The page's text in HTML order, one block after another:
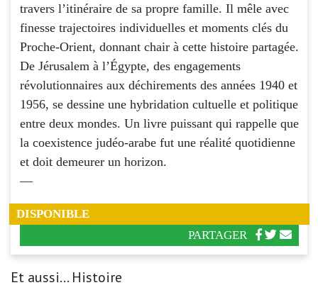
travers l’itinéraire de sa propre famille. Il mêle avec
finesse trajectoires individuelles et moments clés du
Proche-Orient, donnant chair à cette histoire partagée.
De Jérusalem à l’Égypte, des engagements
révolutionnaires aux déchirements des années 1940 et
1956, se dessine une hybridation cultuelle et politique
entre deux mondes. Un livre puissant qui rappelle que
la coexistence judéo-arabe fut une réalité quotidienne
et doit demeurer un horizon.
—
DISPONIBLE
PARTAGER
Et aussi... Histoire